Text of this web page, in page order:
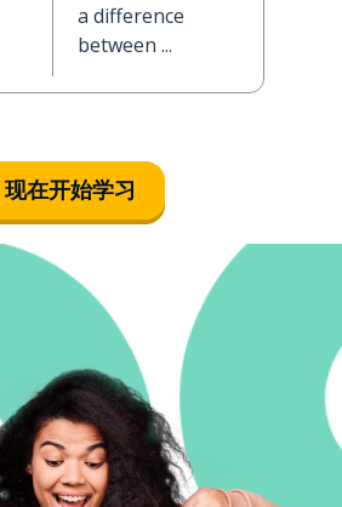
a difference
between ...
现在开始学习